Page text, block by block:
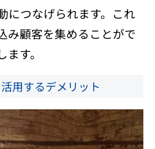
につなげられます。これ
み顧客を集めることがで
す。
用するデメリット